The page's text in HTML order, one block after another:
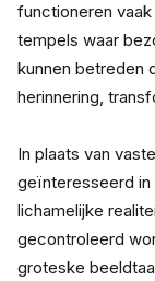
functioneren
tempels waar
kunnen betreden
herinnering,
In plaats van
geïnteresseerd in
lichamelijke
gecontroleerd
groteske